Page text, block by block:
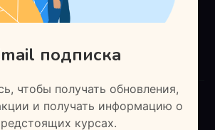
школах и институтах. Наш подход к
практической направленности.
подписка
чтобы получать обновления,
и получать информацию о
курсах.